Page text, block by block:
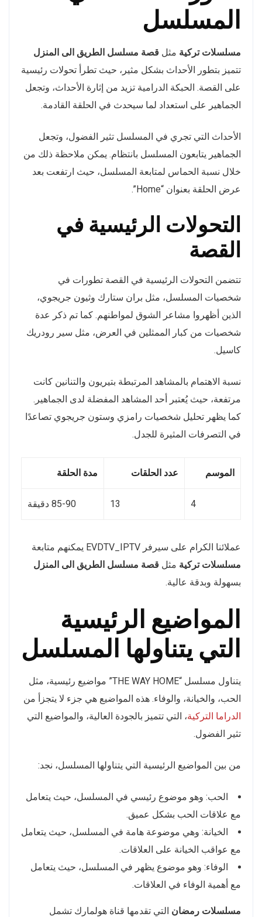
المسلسل
مسلسلات تركية مثل قصة مسلسل الطريق الى المنزل
تتميز بتطور الأحداث بشكل مثير، حيث تطرأ تحولات رئيسية
على القصة. الحبكة الدرامية تزيد من إثارة الأحداث، وتجعل
الجماهير على استعداد لما سيحدث في الحلقة القادمة.
الأحداث التي تجري في المسلسل تثير الفضول، وتجعل
الجماهير يتابعون المسلسل بانتظام. يمكن ملاحظة ذلك من
خلال نسبة الحماس لمتابعة المسلسل، حيث ارتفعت بعد
عرض الحلقة بعنوان “Home”.
التحولات الرئيسية في
القصة
تتضمن التحولات الرئيسية في القصة تطورات في
شخصيات المسلسل، مثل بران ستارك وثيون جريجوي،
الذين أظهروا مشاعر الشوق لمواطنهم. كما تم ذكر عدة
شخصيات من كبار الممثلين في العرض، مثل سير رودريك
كاسيل.
نسبة الاهتمام بالمشاهد المرتبطة بتيريون والتنانين كانت
مرتفعة، حيث يُعتبر أحد المشاهد المفضلة لدى الجماهير.
كما يظهر تحليل شخصيات رامزي وستون جريجوي تصاعدًا
في التصرفات المثيرة للجدل.
الموسم عدد الحلقات مدة الحلقة
4
13 85-90 دقيقة
عملائنا الكرام على سيرفر EVDTV_IPTV يمكنهم متابعة
مسلسلات تركية مثل قصة مسلسل الطريق الى المنزل
بسهولة وبدقة عالية.
المواضيع الرئيسية
التي يتناولها المسلسل
يتناول مسلسل “THE WAY HOME” مواضيع رئيسية، مثل
الحب، والخيانة، والوفاء. هذه المواضيع هي جزء لا يتجزأ من
الدراما التركية، التي تتميز بالجودة العالية، والمواضيع التي
تثير الفضول.
من بين المواضيع الرئيسية التي يتناولها المسلسل، نجد:
الحب: وهو موضوع رئيسي في المسلسل، حيث يتعامل
مع علاقات الحب بشكل عميق.
الخيانة: وهي موضوعة هامة في المسلسل، حيث يتعامل
مع عواقب الخيانة على العلاقات.
الوفاء: وهو موضوع يظهر في المسلسل، حيث يتعامل
مع أهمية الوفاء في العلاقات.
مسلسلات رمضان التي تقدمها قناة هولمارك تشمل